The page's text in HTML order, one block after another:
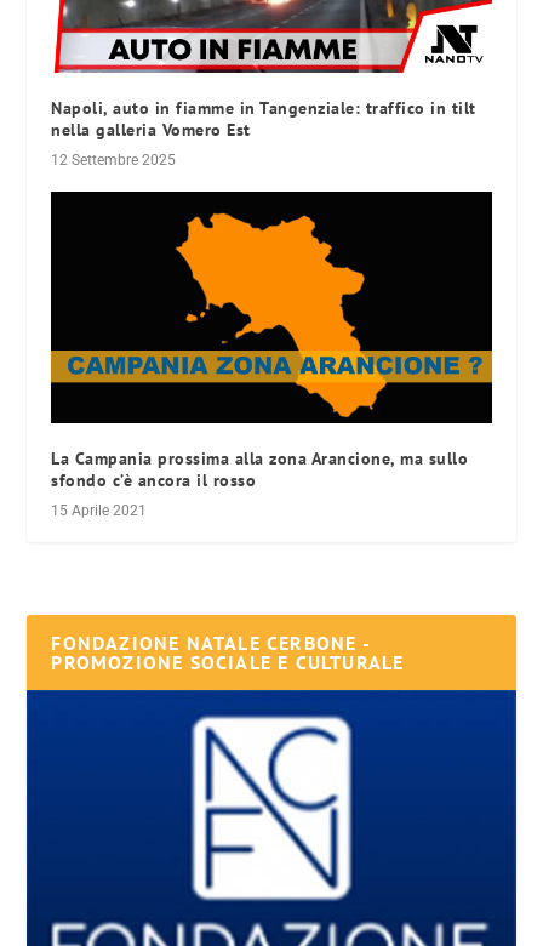
Napoli, auto in fiamme in Tangenziale: traffico in tilt
nella galleria Vomero Est
12 Settembre 2025
La Campania prossima alla zona Arancione, ma sullo
sfondo c’è ancora il rosso
15 Aprile 2021
FONDAZIONE NATALE CERBONE -
PROMOZIONE SOCIALE E CULTURALE